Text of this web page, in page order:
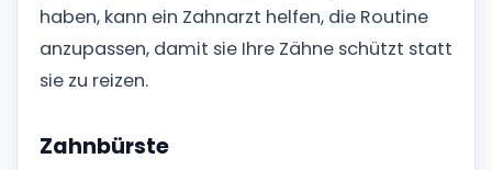
haben, kann ein Zahnarzt helfen, die Routine
anzupassen, damit sie Ihre Zähne schützt statt
sie zu reizen.
Zahnbürste